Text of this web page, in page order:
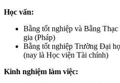
Học vấn:
Bằng tốt nghiệp và Bằng
gia (Pháp)
Bằng tốt nghiệp Trường Đại
(nay là Học viện Tài chính)
Kinh nghiệm làm việc: